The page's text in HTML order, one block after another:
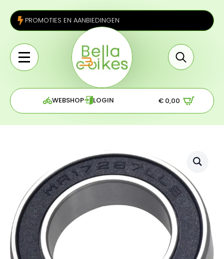
PROMOTIES EN AANBIEDINGEN
for:
WEBSHOP LOGIN € 0,00